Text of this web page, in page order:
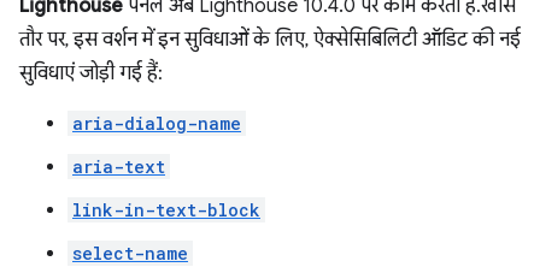
Lighthouse पैनल अब Lighthouse 10.4.0 पर काम करता है. खास
तौर पर, इस वर्शन में इन सुविधाओं के लिए, ऐक्सेसिबिलिटी ऑडिट की नई
सुविधाएं जोड़ी गई हैं:
aria-dialog-name
aria-text
link-in-text-block
select-name